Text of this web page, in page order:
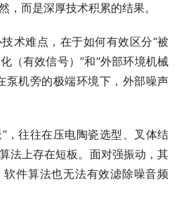
而是深厚技术积累的结果。
术难点，在于如何有效区分“被
（有效信号）”和“外部环境机械
泵机旁的极端环境下，外部噪声
往往在压电陶瓷选型、叉体结
法上存在短板。面对强振动，其
件算法也无法有效滤除噪音频